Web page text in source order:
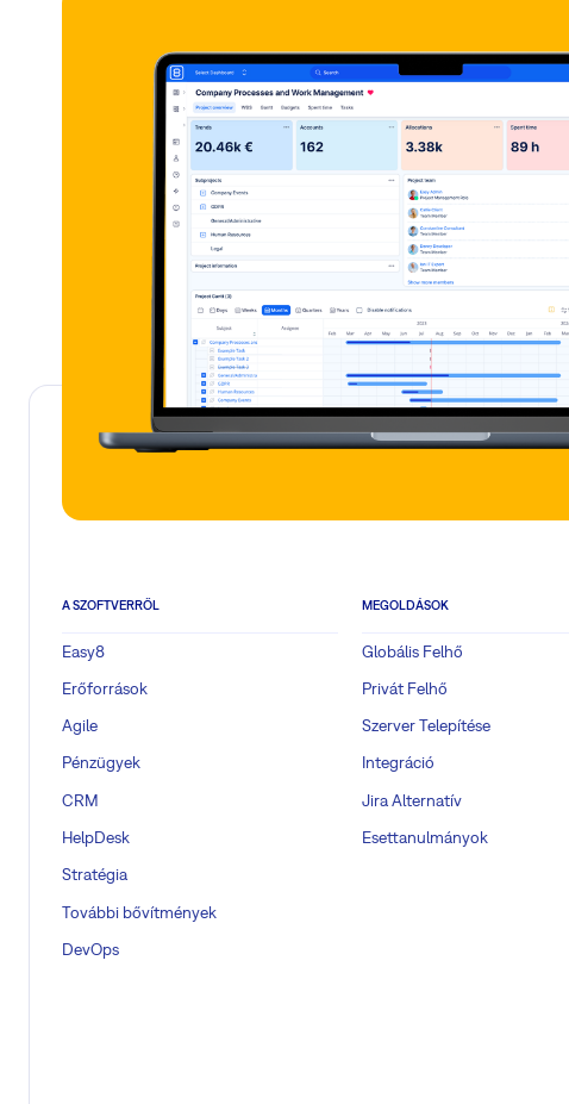
feladatnál
Előre meghatározott kulcsszavak segítenek még gyorsabban
dolgozni (+ saját kulcsszavakat is definiálhat)
Időt rögzíthet feladatokra közvetlenül a GitLabban
A SZOFTVERRŐL
Easy8
Erőforrások
Agile
Pénzügyek
CRM
HelpDesk
Stratégia
További bővítmények
DevOps
MEGOLDÁSOK
Globális Felhő
Privát Felhő
Szerver Telepítése
Integráció
Jira Alternatív
Esettanulmányok